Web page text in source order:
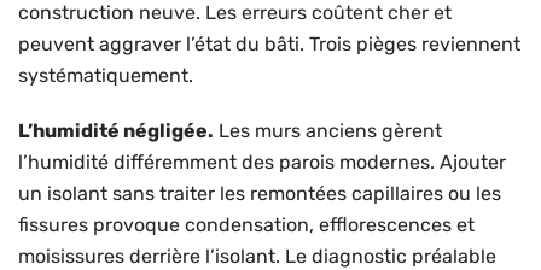
construction neuve. Les erreurs coûtent cher et
peuvent aggraver l’état du bâti. Trois pièges reviennent
systématiquement.
L’humidité négligée. Les murs anciens gèrent
l’humidité différemment des parois modernes. Ajouter
un isolant sans traiter les remontées capillaires ou les
fissures provoque condensation, efflorescences et
moisissures derrière l’isolant. Le diagnostic préalable